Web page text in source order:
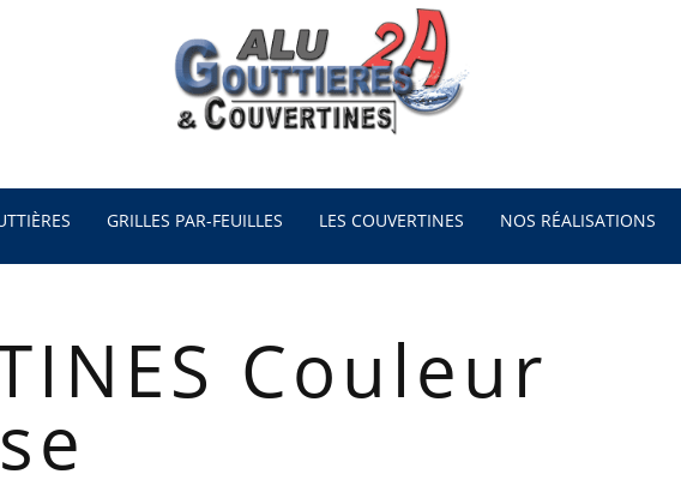
GRILLES PAR-FEUILLES LES COUVERTINES NOS RÉALISATIONS
Couleur